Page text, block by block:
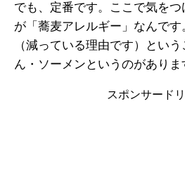
でも、定番です。ここで気を
が「蕎麦アレルギー」なんです
（減っている理由です）とい
ん・ソーメンというのがありま
スポンサード